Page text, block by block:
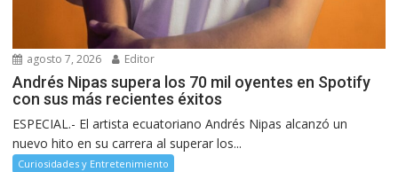
agosto 7, 2026 Editor
Andrés Nipas supera los 70 mil oyentes en Spotify
con sus más recientes éxitos
ESPECIAL.- El artista ecuatoriano Andrés Nipas alcanzó un
nuevo hito en su carrera al superar los...
Curiosidades y Entretenimiento